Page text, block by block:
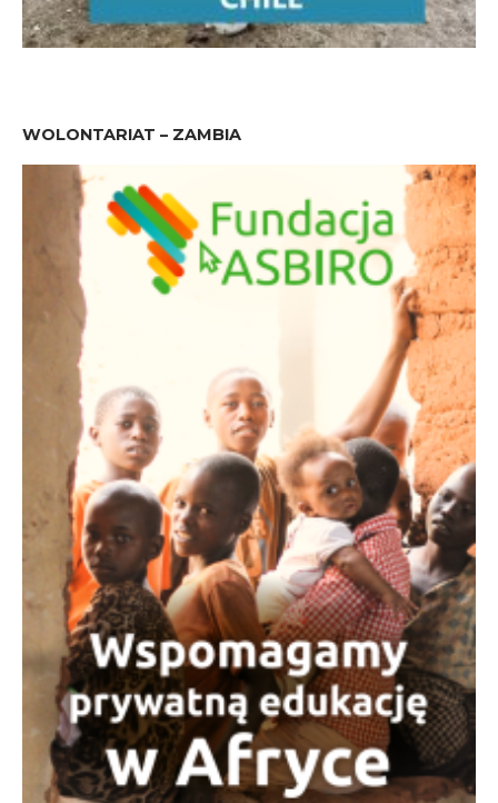
WOLONTARIAT – ZAMBIA